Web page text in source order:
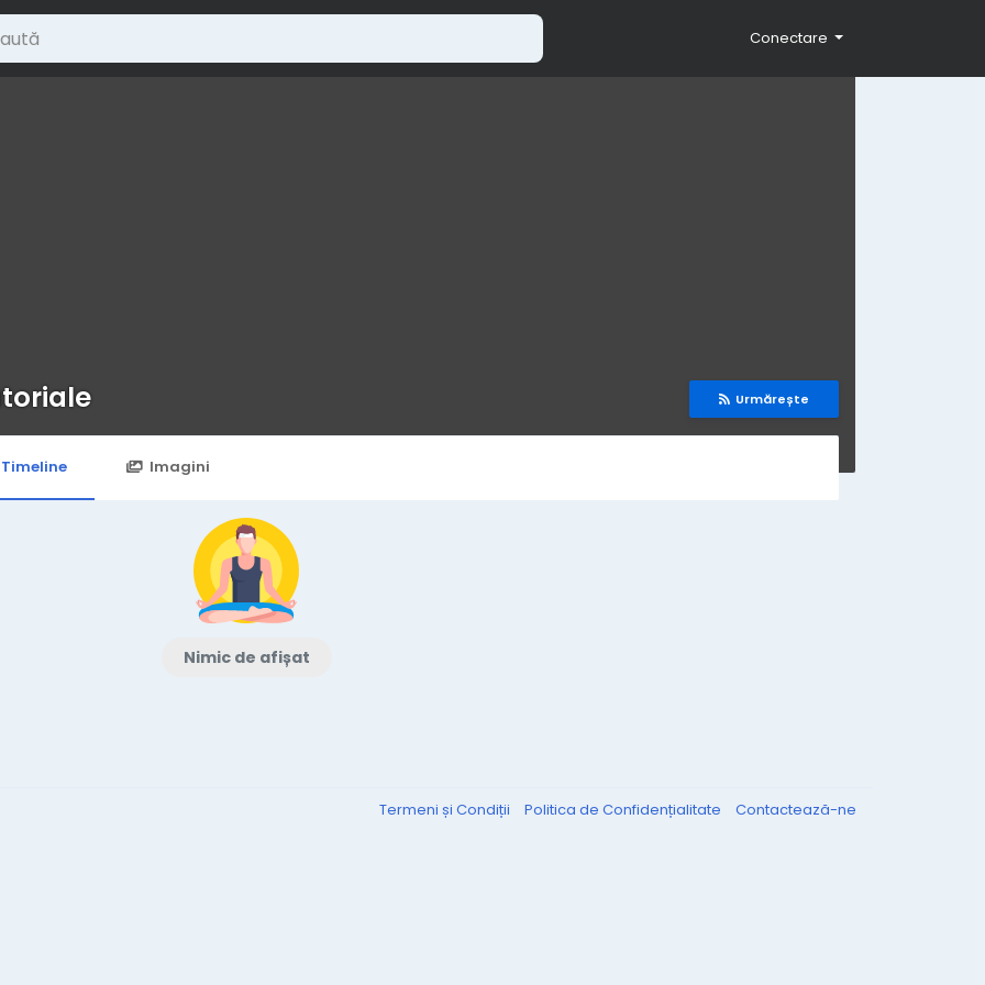
Conectare
Urmărește
Timeline Imagini
Nimic de afișat
Termeni și Condiții Politica de Confidențialitate Contactează-ne